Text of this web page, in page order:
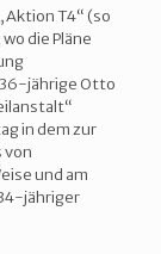
T4“ (so
die Pläne
36-jährige Otto
in dem zur
von
und am
jähriger